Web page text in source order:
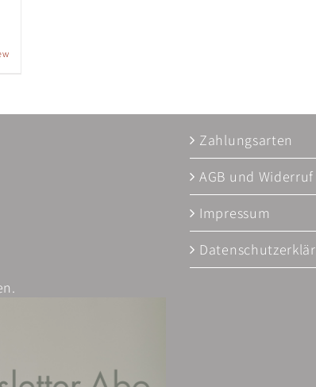
Zahlungsarten
AGB und Widerruf
Impressum